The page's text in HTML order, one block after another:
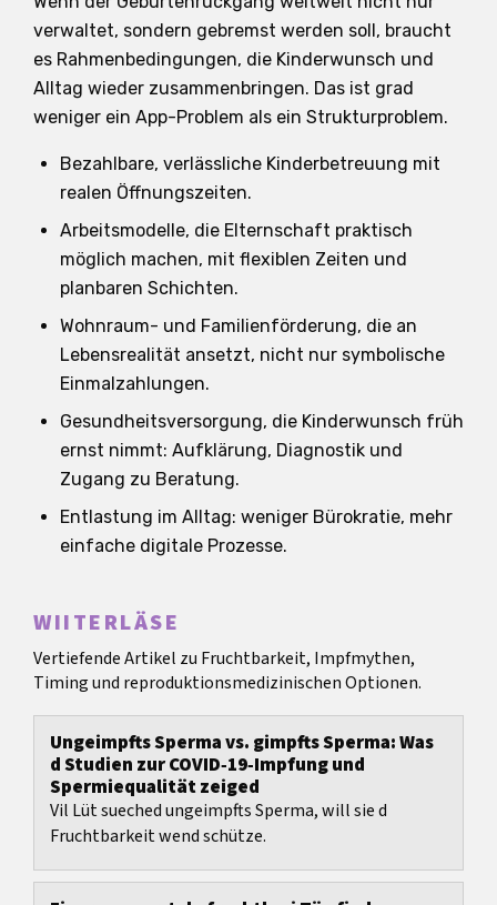
verwaltet, sondern gebremst werden soll, braucht
es Rahmenbedingungen, die Kinderwunsch und
Alltag wieder zusammenbringen. Das ist grad
weniger ein App-Problem als ein Strukturproblem.
Bezahlbare, verlässliche Kinderbetreuung mit
realen Öffnungszeiten.
Arbeitsmodelle, die Elternschaft praktisch
möglich machen, mit flexiblen Zeiten und
planbaren Schichten.
Wohnraum- und Familienförderung, die an
Lebensrealität ansetzt, nicht nur symbolische
Einmalzahlungen.
Gesundheitsversorgung, die Kinderwunsch früh
ernst nimmt: Aufklärung, Diagnostik und
Zugang zu Beratung.
Entlastung im Alltag: weniger Bürokratie, mehr
einfache digitale Prozesse.
WIITERLÄSE
Vertiefende Artikel zu Fruchtbarkeit, Impfmythen,
Timing und reproduktionsmedizinischen Optionen.
Ungeimpfts Sperma vs. gimpfts Sperma: Was
d Studien zur COVID‑19‑Impfung und
Spermiequalität zeiged
Vil Lüt sueched ungeimpfts Sperma, will sie d
Fruchtbarkeit wend schütze.